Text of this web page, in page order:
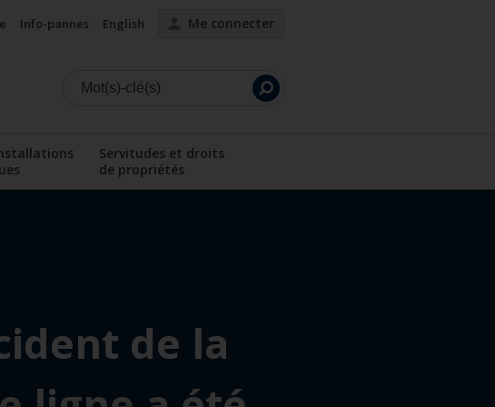
Info-pannes English Me connecter
Lancer
Afficher le sous-menu
Servitudes et droits
de propriétés
Afficher le sous-menu
de la